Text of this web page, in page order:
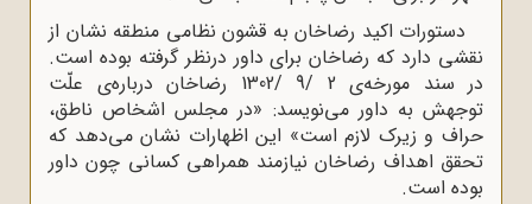
دستورات اکید رضاخان به قشون نظامی منطقه نشان از
نقشی‌ دارد که رضاخان برای داور درنظر گرفته بوده است.
در سند مورخه‌ی 2 /9 /1302 رضاخان درباره‌ی علّت
توجهش به داور می‌نویسد: «در مجلس اشخاص ناطق،
حراف و زیرک لازم است» این اظهارات نشان می‌دهد که
تحقق اهداف رضاخان نیازمند همراهی کسانی چون داور
بوده است.